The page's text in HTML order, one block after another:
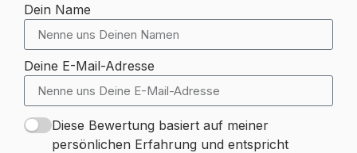
Dein Name
Deine E-Mail-Adresse
Diese Bewertung basiert auf meiner
persönlichen Erfahrung und entspricht